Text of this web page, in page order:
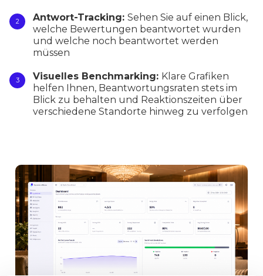
Antwort-Tracking: Sehen Sie auf einen Blick,
welche Bewertungen beantwortet wurden
und welche noch beantwortet werden
müssen
Visuelles Benchmarking: Klare Grafiken
helfen Ihnen, Beantwortungsraten stets im
Blick zu behalten und Reaktionszeiten über
verschiedene Standorte hinweg zu verfolgen